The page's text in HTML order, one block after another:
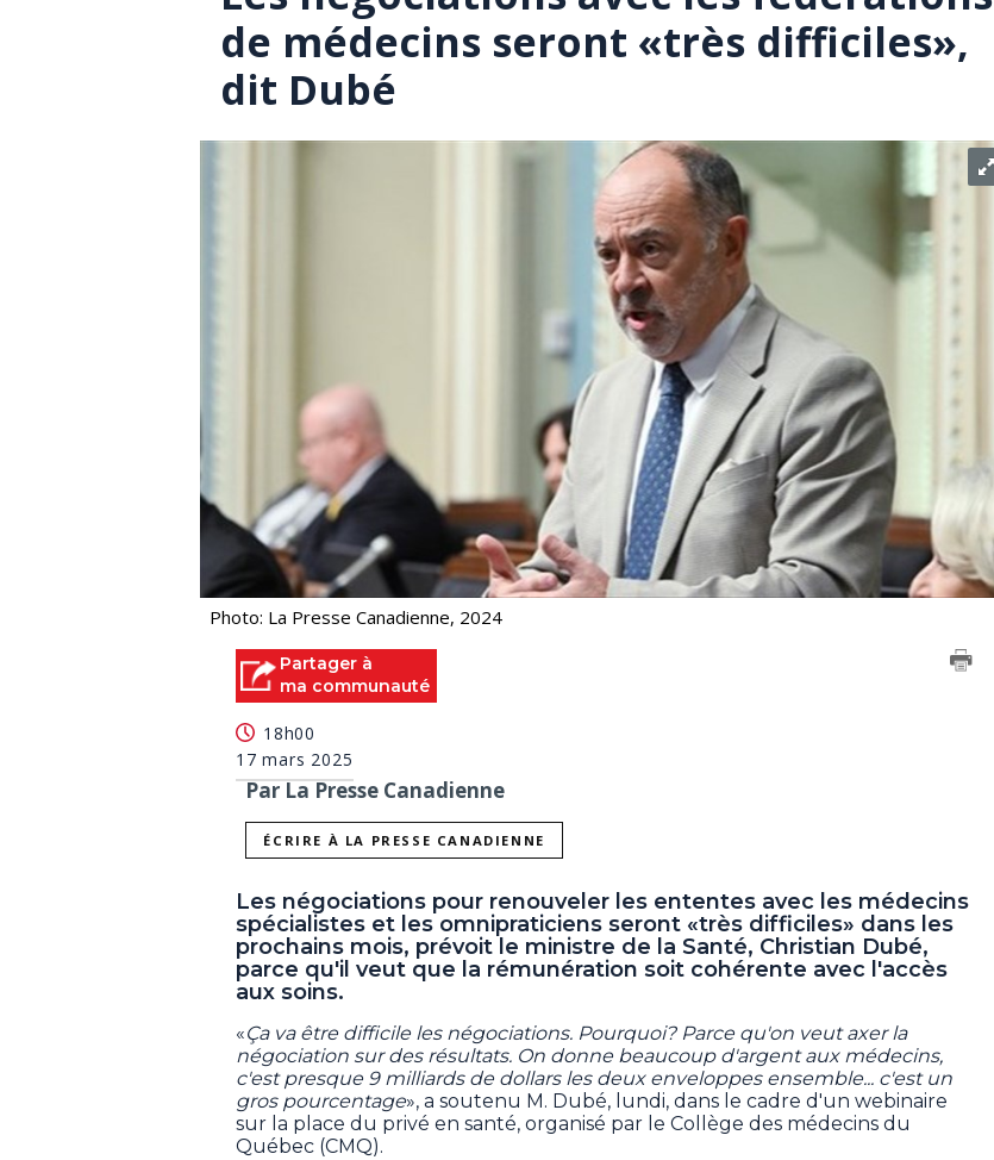
de médecins seront «très difficiles»,
dit Dubé
Photo: La Presse Canadienne, 2024
Partager à
ma communauté
18h00
17 mars 2025
Par La Presse Canadienne
ÉCRIRE À LA PRESSE CANADIENNE
Les négociations pour renouveler les ententes avec les médecins
spécialistes et les omnipraticiens seront «très difficiles» dans les
prochains mois, prévoit le ministre de la Santé, Christian Dubé,
parce qu'il veut que la rémunération soit cohérente avec l'accès
aux soins.
«Ça va être difficile les négociations. Pourquoi? Parce qu'on veut axer la
négociation sur des résultats. On donne beaucoup d'argent aux médecins,
c'est presque 9 milliards de dollars les deux enveloppes ensemble... c'est un
gros pourcentage», a soutenu M. Dubé, lundi, dans le cadre d'un webinaire
sur la place du privé en santé, organisé par le Collège des médecins du
Québec (CMQ).